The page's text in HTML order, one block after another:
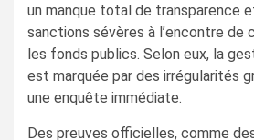
un manque total de transparence
sanctions sévères à l’encontre de
les fonds publics. Selon eux, la
est marquée par des irrégularités
une enquête immédiate.
Des preuves officielles, comme